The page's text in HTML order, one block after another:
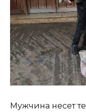
Мужчина несет